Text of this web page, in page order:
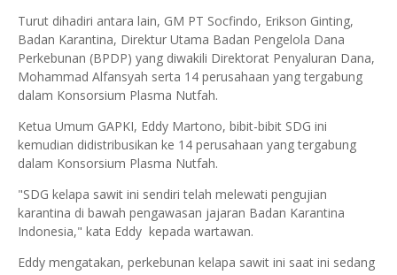
Turut dihadiri antara lain, GM PT Socfindo, Erikson Ginting,
Badan Karantina, Direktur Utama Badan Pengelola Dana
Perkebunan (BPDP) yang diwakili Direktorat Penyaluran Dana,
Mohammad Alfansyah serta 14 perusahaan yang tergabung
dalam Konsorsium Plasma Nutfah.
Ketua Umum GAPKI, Eddy Martono, bibit-bibit SDG ini
kemudian didistribusikan ke 14 perusahaan yang tergabung
dalam Konsorsium Plasma Nutfah.
"SDG kelapa sawit ini sendiri telah melewati pengujian
karantina di bawah pengawasan jajaran Badan Karantina
Indonesia," kata Eddy kepada wartawan.
Eddy mengatakan, perkebunan kelapa sawit ini saat ini sedang